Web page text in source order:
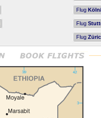
Flug
Flug
Flug